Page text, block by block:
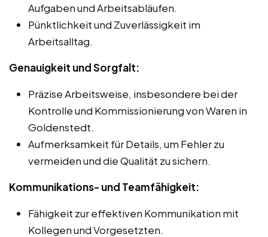
Aufgaben und Arbeitsabläufen.
Pünktlichkeit und Zuverlässigkeit im
Arbeitsalltag.
Genauigkeit und Sorgfalt:
Präzise Arbeitsweise, insbesondere bei der
Kontrolle und Kommissionierung von Waren in
Goldenstedt.
Aufmerksamkeit für Details, um Fehler zu
vermeiden und die Qualität zu sichern.
Kommunikations- und Teamfähigkeit:
Fähigkeit zur effektiven Kommunikation mit
Kollegen und Vorgesetzten.